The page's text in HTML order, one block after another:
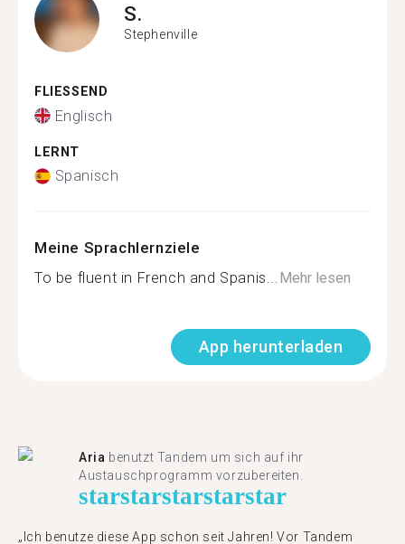
S.
Stephenville
FLIESSEND
Englisch
LERNT
Spanisch
Meine Sprachlernziele
To be fluent in French and Spanis...Mehr lesen
App herunterladen
Aria benutzt Tandem um sich auf ihr
Austauschprogramm vorzubereiten.
starstarstarstarstar
„Ich benutze diese App schon seit Jahren! Vor Tandem